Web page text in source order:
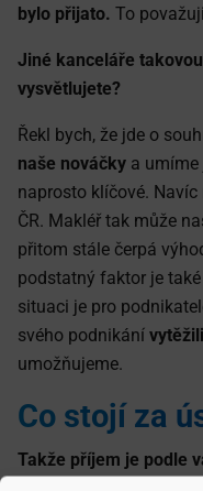
bylo přijato. To
Jiné kanceláře
vysvětlujete?
Řekl bych, že jde o
naše nováčky a umíme
naprosto klíčové. Navíc
ČR. Makléř tak může
přitom stále čerpá
podstatný faktor je
situaci je pro
svého podnikání
umožňujeme.
Co stojí za
Takže příjem je podle